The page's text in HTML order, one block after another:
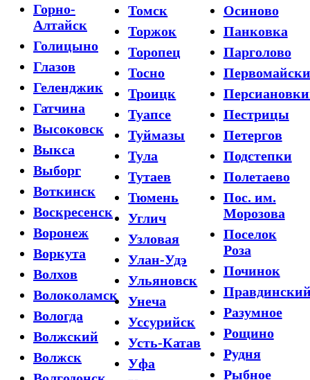
Горно-
Алтайск
Голицыно
Глазов
Геленджик
Гатчина
Высоковск
Выкса
Выборг
Воткинск
Воскресенск
Воронеж
Воркута
Волхов
Волоколамск
Вологда
Волжский
Волжск
Томск
Торжок
Торопец
Тосно
Троицк
Туапсе
Туймазы
Тула
Тутаев
Тюмень
Углич
Узловая
Улан-Удэ
Ульяновск
Унеча
Уссурийск
Усть-Катав
Уфа
Осиново
Панковка
Парголово
Пестрицы
Петергов
Подстепки
Полетаево
Пос. им.
Морозова
Поселок
Роза
Починок
Разумное
Рощино
Рудня
Рыбное